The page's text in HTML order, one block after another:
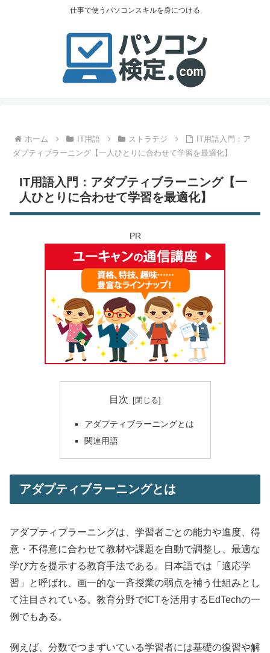
仕事で使うパソコンスキルを身につける
ホーム IT用語 ストラテジ
IT用語入門：ア
ダプティブラーニング【一人ひとりに合わせて学習を最適化】
IT用語入門：アダプティブラーニング【一
人ひとりに合わせて学習を最適化】
PR
目次
アダプティブラーニングとは
関連用語
アダプティブラーニングとは
アダプティブラーニングは、学習者ごとの能力や進度、得
意・不得意に合わせて教材や課題を自動で調整し、最適な
学び方を提示する教育手法である。日本語では「適応学
習」と呼ばれ、画一的な一斉授業の弱点を補う仕組みとし
て注目されている。教育分野でICTを活用するEdTechの一
例でもある。
例えば、分数でつまずいている学習者には基礎の復習や解